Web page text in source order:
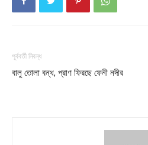
পূর্ববর্তী নিবন্ধ
বালু তোলা বন্ধ, প্রাণ ফিরছে ফেনী নদীর